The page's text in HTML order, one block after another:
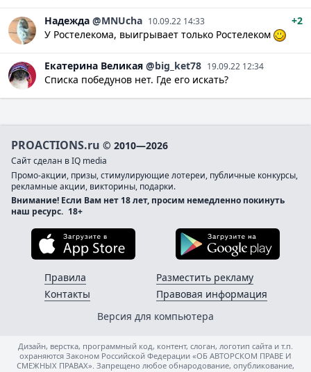
Надежда @MNUcha 10.09.22 14:33
+2
У Ростелекома, выигрывает только Ростелеком
Екатерина Великая @big_ket78 19.09.22 12:34
Списка победунов нет. Где его искать?
PROACTIONS.ru © 2010—2026
Сайт сделан в IQ media
Промо-акции, призы, стимулирующие лотереи, публичные конкурсы,
рекламные акции, викторины, подарки.
Внимание! Если Вам нет 18 лет, просим немедленно покинуть
наш ресурс. 18+
Загрузите в App Store
Правила
Контакты
Разместить рекламу
Правовая информация
Версия для компьютера
Дизайн, верстка, программный код, контент, слоган, логотип сайта и т.п.
охраняются Законом Российской Федерации «ОБ АВТОРСКОМ ПРАВЕ И
СМЕЖНЫХ ПРАВАХ». Запрещено любое обнародование, опубликование,